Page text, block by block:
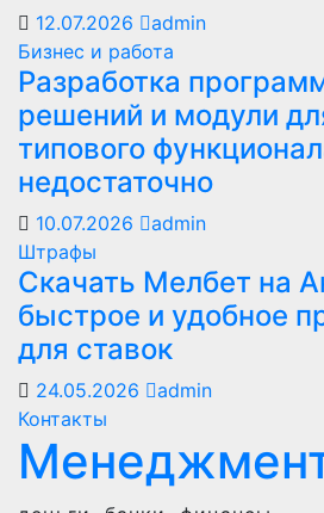
12.07.2026
admin
Бизнес и работа
Разработка
решений и модули
типового
недостаточно
10.07.2026
admin
Штрафы
Скачать Мелбет на
быстрое и удобное
для ставок
24.05.2026
admin
Контакты